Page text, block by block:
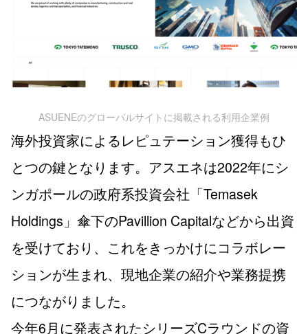
ASUENEのグローバルサイトに掲載される利用企業例
海外投資家によるレピュテーション獲得もひ
とつの鍵となります。アスエネは2022年にシ
ンガポールの政府系投資会社「Temasek
Holdings」傘下のPavillion Capitalなどから出資
を受けており、これをきっかけにコラボレー
ションが生まれ、現地企業の紹介や業務提携
につながりました。
今年6月に発表されたシリーズCラウンドの資